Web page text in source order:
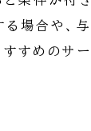
る場合や、
すめのサー